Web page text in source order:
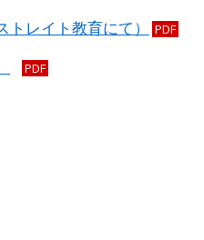
レイト教育にて）
PDF
PDF